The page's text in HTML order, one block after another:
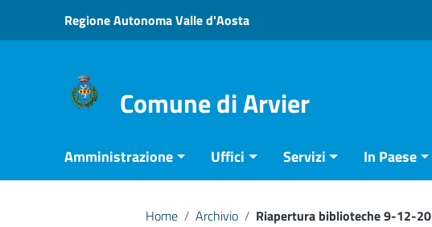
Vai ai contenuti
Vai al menu di navigazione
Regione Autonoma Valle d'Aosta
Comune di Arvier
Amministrazione Uffici Servizi In Paese
Home / Archivio / Riapertura biblioteche 9-12-20